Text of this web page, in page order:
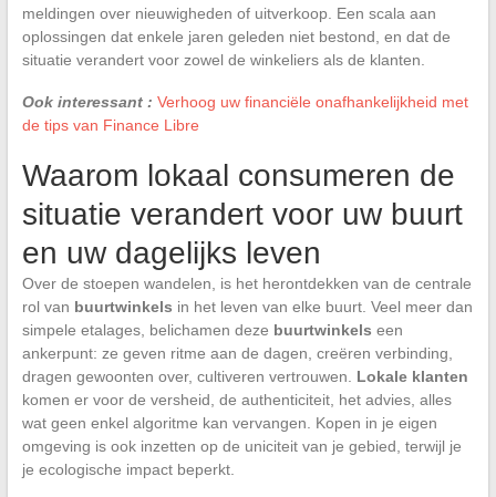
meldingen over nieuwigheden of uitverkoop. Een scala aan
oplossingen dat enkele jaren geleden niet bestond, en dat de
situatie verandert voor zowel de winkeliers als de klanten.
Ook interessant : Verhoog uw financiële onafhankelijkheid met
de tips van Finance Libre
Waarom lokaal consumeren de
situatie verandert voor uw buurt
en uw dagelijks leven
Over de stoepen wandelen, is het herontdekken van de centrale
rol van buurtwinkels in het leven van elke buurt. Veel meer dan
simpele etalages, belichamen deze buurtwinkels een
ankerpunt: ze geven ritme aan de dagen, creëren verbinding,
dragen gewoonten over, cultiveren vertrouwen. Lokale klanten
komen er voor de versheid, de authenticiteit, het advies, alles
wat geen enkel algoritme kan vervangen. Kopen in je eigen
omgeving is ook inzetten op de uniciteit van je gebied, terwijl je
je ecologische impact beperkt.